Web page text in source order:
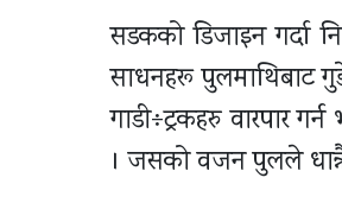
सडकको डिजाइन गर्दा
साधनहरू पुलमाथिबाट
गाडी÷ट्रकहरु वारपार
। जसको वजन पुलले